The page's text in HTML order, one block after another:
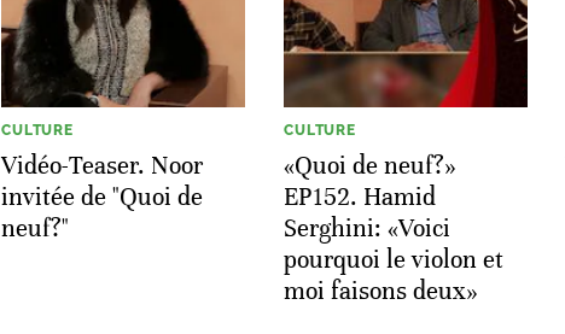
CULTURE
Vidéo-Teaser. Noor
invitée de "Quoi de
neuf?"
CULTURE
«Quoi de neuf?»
EP152. Hamid
Serghini: «Voici
pourquoi le violon et
moi faisons deux»